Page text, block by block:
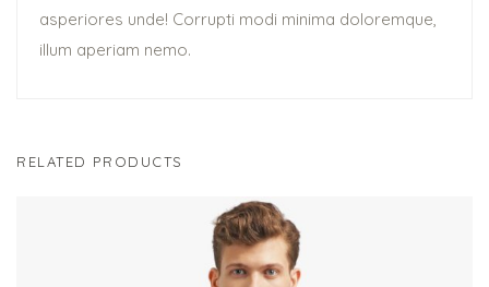
asperiores unde! Corrupti modi minima doloremque,
illum aperiam nemo.
RELATED PRODUCTS